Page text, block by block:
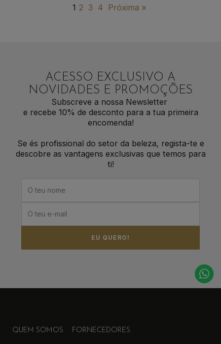
1 2 3 4 Próxima »
ACESSO EXCLUSIVO A
NOVIDADES E PROMOÇÕES
Subscreve a nossa Newsletter
e recebe 10% de desconto para a tua primeira
encomenda!
Se és profissional do setor da beleza, regista-te e
descobre as vantagens exclusivas que temos para
ti!
EU QUERO!
QUEM SOMOS FORNECEDORES